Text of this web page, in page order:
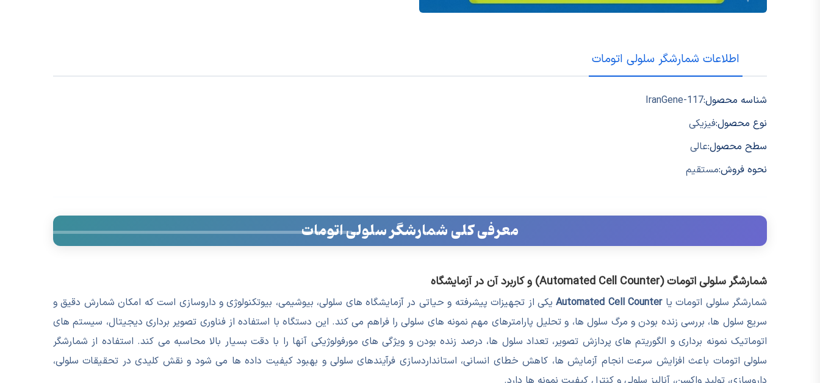
اطلاعات شمارشگر سلولی اتومات
شناسه محصول:IranGene-117
نوع محصول:فیزیکی
سطح محصول:عالی
نحوه فروش:مستقیم
معرفی کلی شمارشگر سلولی اتومات
شمارشگر سلولی اتومات (Automated Cell Counter) و کاربرد آن در آزمایشگاه
شمارشگر سلولی اتومات یاAutomated Cell Counterیکی از تجهیزات پیشرفته و حیاتی در آزمایشگاه های سلولی، بیوشیمی، بیوتکنولوژی و داروسازی است که امکان شمارش دقیق و
سریع سلول ها، بررسی زنده بودن و مرگ سلول ها، و تحلیل پارامترهای مهم نمونه های سلولی را فراهم می کند. این دستگاه با استفاده از فناوری تصویر برداری دیجیتال، سیستم های
اتوماتیک نمونه برداری و الگوریتم های پردازش تصویر، تعداد سلول ها، درصد زنده بودن و ویژگی های مورفولوژیکی آنها را با دقت بسیار بالا محاسبه می کند. استفاده از شمارشگر
سلولی اتومات باعث افزایش سرعت انجام آزمایش ها، کاهش خطای انسانی، استانداردسازی فرآیندهای سلولی و بهبود کیفیت داده ها می شود و نقش کلیدی در تحقیقات سلولی،